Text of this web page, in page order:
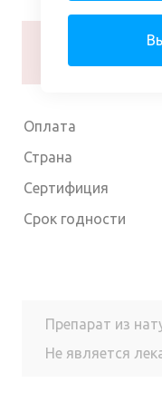
Товар снят с
Оплата
Страна
Сертифиция
Cрок годности
Препарат из
Не является